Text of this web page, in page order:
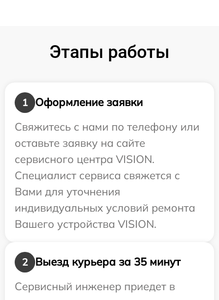
Этапы работы
1
Оформление заявки
Свяжитесь с нами по телефону или
оставьте заявку на сайте
сервисного центра VISION.
Специалист сервиса свяжется с
Вами для уточнения
индивидуальных условий ремонта
Вашего устройства VISION.
2
Выезд курьера за 35 минут
Сервисный инженер приедет в